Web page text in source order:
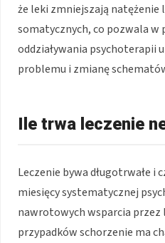
że leki zmniejszają natężenie
somatycznych, co pozwala w
oddziaływania psychoterapii
problemu i zmianę
Ile trwa leczenie
Leczenie bywa długotrwałe i
miesięcy systematycznej
nawrotowych wsparcia przez
przypadków schorzenie ma